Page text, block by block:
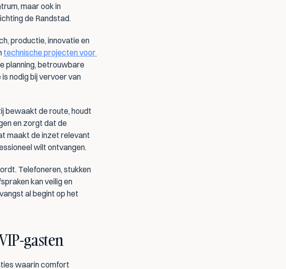
maar ook in
de Randstad.
productie, innovatie en
technische projecten voor
planning, betrouwbare
nodig bij vervoer van
bewaakt de route, houdt
en zorgt dat de
maakt de inzet relevant
wilt ontvangen.
Telefoneren, stukken
kan veilig en
al begint op het
gasten
waarin comfort